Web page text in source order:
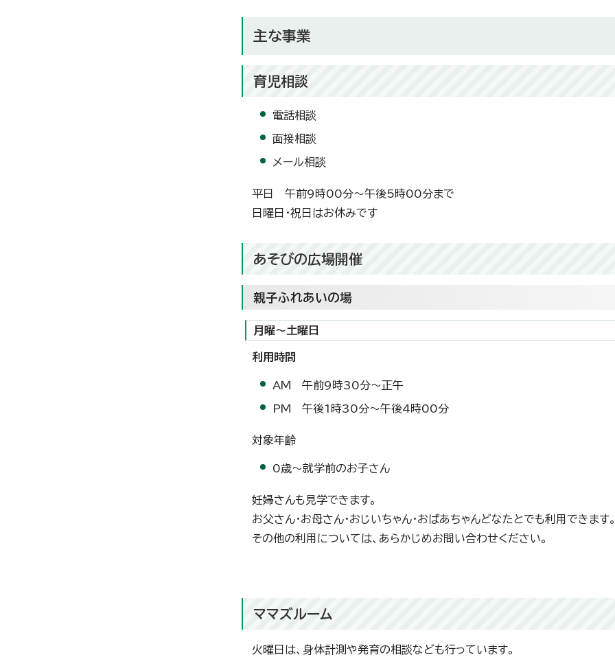
主な事業
育児相談
電話相談
面接相談
メール相談
平日 午前9時00分～午後5時00分まで
日曜日・祝日はお休みです
あそびの広場開催
親子ふれあいの場
月曜～土曜日
利用時間
AM 午前9時30分～正午
PM 午後1時30分～午後4時00分
対象年齢
0歳～就学前のお子さん
妊婦さんも見学できます。
お父さん・お母さん・おじいちゃん・おばあちゃんどなたとでも利用できます
その他の利用については、あらかじめお問い合わせください。
ママズルーム
火曜日は、身体計測や発育の相談なども行っています。